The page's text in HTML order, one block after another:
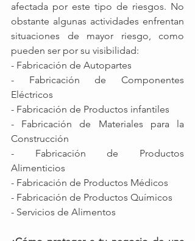
afectada por este tipo de riesgos. No
obstante algunas actividades enfrentan
situaciones de mayor riesgo, como
pueden ser por su visibilidad:
- Fabricación de Autopartes
- Fabricación de Componentes
Eléctricos
- Fabricación de Productos infantiles
- Fabricación de Materiales para la
Construcción
- Fabricación de Productos
Alimenticios
- Fabricación de Productos Médicos
- Fabricación de Productos Químicos
- Servicios de Alimentos